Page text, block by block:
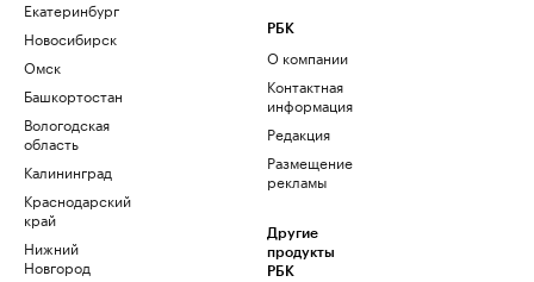
Екатеринбург
Новосибирск
Омск
Башкортостан
Вологодская
область
Калининград
Краснодарский
край
Нижний
Новгород
РБК
О компании
Контактная
информация
Редакция
Размещение
рекламы
Другие
продукты
РБК